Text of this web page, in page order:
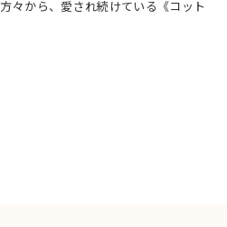
々から、愛され続けている《コット